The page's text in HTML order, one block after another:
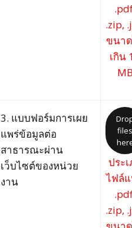
.zip,
ขนา
เกิน
MB
3. แบบฟอร์มการเผย
แพร่ข้อมูลต่อ
สาธารณะผ่าน
เว็บไซต์ของหน่วย
งาน
files
ประ
ไฟล์
.zip,